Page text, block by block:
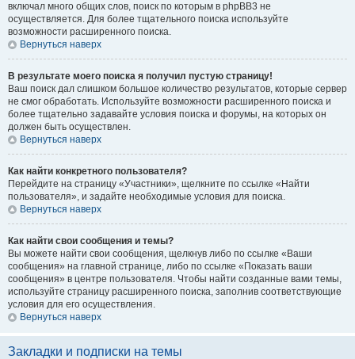
включал много общих слов, поиск по которым в phpBB3 не
осуществляется. Для более тщательного поиска используйте
возможности расширенного поиска.
Вернуться наверх
В результате моего поиска я получил пустую страницу!
Ваш поиск дал слишком большое количество результатов, которые сервер
не смог обработать. Используйте возможности расширенного поиска и
более тщательно задавайте условия поиска и форумы, на которых он
должен быть осуществлен.
Вернуться наверх
Как найти конкретного пользователя?
Перейдите на страницу «Участники», щелкните по ссылке «Найти
пользователя», и задайте необходимые условия для поиска.
Вернуться наверх
Как найти свои сообщения и темы?
Вы можете найти свои сообщения, щелкнув либо по ссылке «Ваши
сообщения» на главной странице, либо по ссылке «Показать ваши
сообщения» в центре пользователя. Чтобы найти созданные вами темы,
используйте страницу расширенного поиска, заполнив соответствующие
условия для его осуществления.
Вернуться наверх
Закладки и подписки на темы